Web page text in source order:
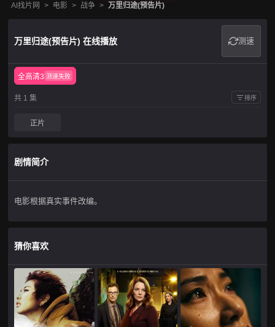
AI找片网 > 电影 > 战争 > 万里归途(预告片)
万里归途(预告片) 在线播放 测速
全高清3 测速失败
共 1 集 排序
正片
剧情简介
电影根据真实事件改编。
猜你喜欢